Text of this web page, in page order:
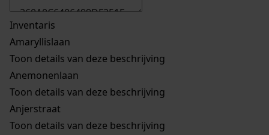
Inventaris
Amaryllislaan
Toon details van deze beschrijving
Anemonenlaan
Toon details van deze beschrijving
Anjerstraat
Toon details van deze beschrijving